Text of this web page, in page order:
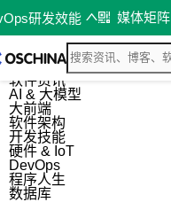
研发效能 媒体矩阵
综合
开源资讯
软件资讯
AI & 大模型
大前端
软件架构
开发技能
硬件 & IoT
DevOps
程序人生
数据库